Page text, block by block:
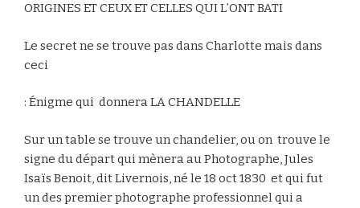
ORIGINES ET CEUX ET CELLES QUI L’ONT BATI
Le secret ne se trouve pas dans Charlotte mais dans
ceci
: Énigme qui donnera LA CHANDELLE
Sur un table se trouve un chandelier, ou on trouve le
signe du départ qui mènera au Photographe, Jules
Isaïs Benoit, dit Livernois, né le 18 oct 1830 et qui fut
un des premier photographe professionnel qui a